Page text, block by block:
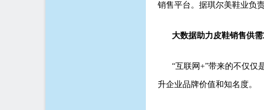
销售平台。据琪尔美鞋业负
大数据助力皮鞋销售供
“互联网+”带来的不仅仅是
升企业品牌价值和知名度。